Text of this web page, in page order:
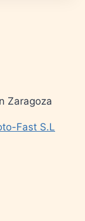
Zaragoza
Fast S.L